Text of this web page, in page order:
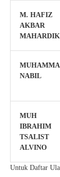
M. HAFIZ
AKBAR
NABIL
MUH
IBRAHIM
TSALIST
ALVINO
Untuk Daftar